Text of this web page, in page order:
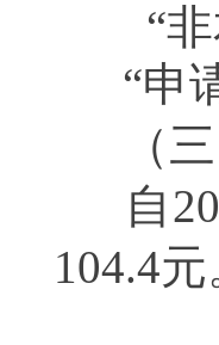
“非
“申
（
自
104.4元